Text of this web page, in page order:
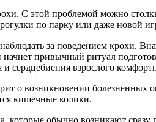
С этой проблемой можно
по парку или даже новой
за поведением крохи.
привычный ритуал
сердцебиения взрослого
о возникновении
кишечные колики.